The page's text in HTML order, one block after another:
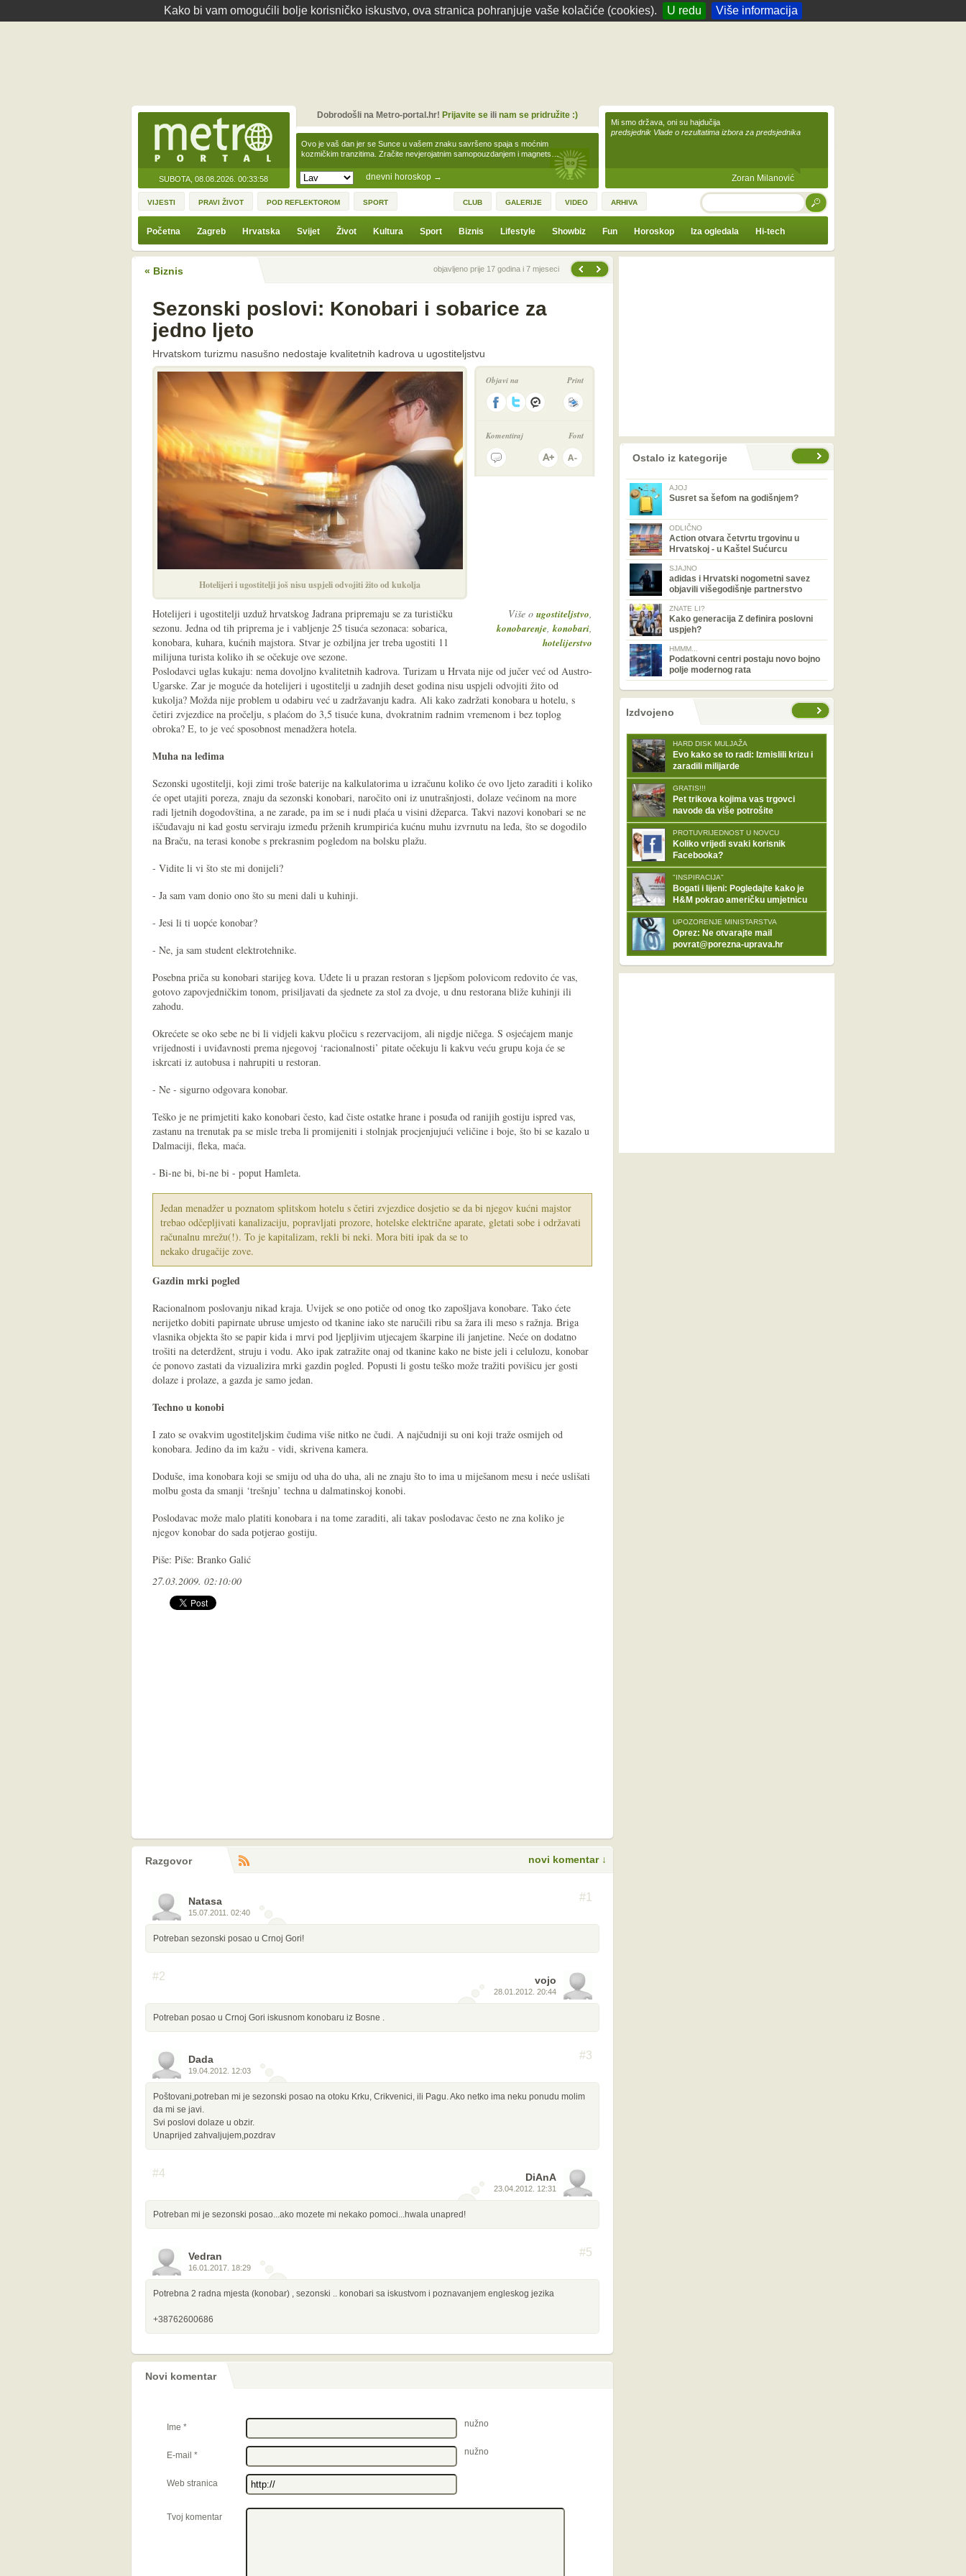
Kako bi vam omogućili bolje korisničko iskustvo, ova stranica pohranjuje vaše kolačiće (cookies). U redu Više informacija
SUBOTA, 08.08.2026. 00:33:58 dnevni horoskop →
Ovo je vaš dan jer se Sunce u vašem znaku savršeno spaja s moćnim
kozmičkim tranzitima. Zračite nevjerojatnim samopouzdanjem i magnets…
Dobrodošli na Metro-portal.hr! Prijavite seili nam se pridružite :)
Mi smo država, oni su hajdučija
predsjednik Vlade o rezultatima izbora za predsjednika
Zoran Milanović
VIJESTI PRAVI ŽIVOT POD REFLEKTOROM SPORT CLUB GALERIJE VIDEO ARHIVA TRAŽI
Početna Zagreb Hrvatska Svijet Život Kultura Sport Biznis Lifestyle Showbiz Fun Horoskop Iza ogledala Hi-tech
« Biznis Prethodna vijestobjavljeno prije 17 godina i 7 mjeseci
Sezonski poslovi: Konobari i sobarice za
jedno ljeto
Hrvatskom turizmu nasušno nedostaje kvalitetnih kadrova u ugostiteljstvu
Hotelijeri i ugostitelji još nisu uspjeli odvojiti žito od kukolja
Objavi na Print
Komentiraj Font
Više o ugostiteljstvo,
konobarenje,konobari,
hotelijerstvo
Hotelijeri i ugostitelji uzduž hrvatskog Jadrana pripremaju se za turističku
sezonu. Jedna od tih priprema je i vabljenje 25 tisuća sezonaca: sobarica,
konobara, kuhara, kućnih majstora. Stvar je ozbiljna jer treba ugostiti 11
milijuna turista koliko ih se očekuje ove sezone.
Poslodavci uglas kukaju: nema dovoljno kvalitetnih kadrova. Turizam u Hrvata nije od jučer već od Austro-
Ugarske. Zar je moguće da hotelijeri i ugostitelji u zadnjih deset godina nisu uspjeli odvojiti žito od
kukolja? Možda nije problem u odabiru već u zadržavanju kadra. Ali kako zadržati konobara u hotelu, s
četiri zvjezdice na pročelju, s plaćom do 3,5 tisuće kuna, dvokratnim radnim vremenom i bez toplog
obroka? E, to je već sposobnost menadžera hotela.
Muha na leđima
Sezonski ugostitelji, koji zimi troše baterije na kalkulatorima u izračunu koliko će ovo ljeto zaraditi i koliko
će opet utajiti poreza, znaju da sezonski konobari, naročito oni iz unutrašnjosti, dolaze većinom na more
radi ljetnih dogodovština, a ne zarade, pa im se i nudi plaća u visini džeparca. Takvi nazovi konobari se ne
iščuđavaju ni kad gostu serviraju između prženih krumpirića kućnu muhu izvrnutu na leđa, što se dogodilo
na Braču, na terasi konobe s prekrasnim pogledom na bolsku plažu.
- Vidite li vi što ste mi donijeli?
- Ja sam vam donio ono što su meni dali u kuhinji.
- Jesi li ti uopće konobar?
- Ne, ja sam student elektrotehnike.
Posebna priča su konobari starijeg kova. Uđete li u prazan restoran s ljepšom polovicom redovito će vas,
gotovo zapovjedničkim tonom, prisiljavati da sjednete za stol za dvoje, u dnu restorana bliže kuhinji ili
zahodu.
Okrećete se oko sebe ne bi li vidjeli kakvu pločicu s rezervacijom, ali nigdje ničega. S osjećajem manje
vrijednosti i uviđavnosti prema njegovoj ‘racionalnosti’ pitate očekuju li kakvu veću grupu koja će se
iskrcati iz autobusa i nahrupiti u restoran.
- Ne - sigurno odgovara konobar.
Teško je ne primjetiti kako konobari često, kad čiste ostatke hrane i posuđa od ranijih gostiju ispred vas,
zastanu na trenutak pa se misle treba li promijeniti i stolnjak procjenjujući veličine i boje, što bi se kazalo u
Dalmaciji, fleka, maća.
- Bi-ne bi, bi-ne bi - poput Hamleta.
Jedan menadžer u poznatom splitskom hotelu s četiri zvjezdice dosjetio se da bi njegov kućni majstor
trebao odčepljivati kanalizaciju, popravljati prozore, hotelske električne aparate, gletati sobe i održavati
računalnu mrežu(!). To je kapitalizam, rekli bi neki. Mora biti ipak da se to
nekako drugačije zove.
Gazdin mrki pogled
Racionalnom poslovanju nikad kraja. Uvijek se ono potiče od onog tko zapošljava konobare. Tako ćete
nerijetko dobiti papirnate ubruse umjesto od tkanine iako ste naručili ribu sa žara ili meso s ražnja. Briga
vlasnika objekta što se papir kida i mrvi pod ljepljivim utjecajem škarpine ili janjetine. Neće on dodatno
trošiti na deterdžent, struju i vodu. Ako ipak zatražite onaj od tkanine kako ne biste jeli i celulozu, konobar
će ponovo zastati da vizualizira mrki gazdin pogled. Popusti li gostu teško može tražiti povišicu jer gosti
dolaze i prolaze, a gazda je samo jedan.
Techno u konobi
I zato se ovakvim ugostiteljskim čudima više nitko ne čudi. A najčudniji su oni koji traže osmijeh od
konobara. Jedino da im kažu - vidi, skrivena kamera.
Doduše, ima konobara koji se smiju od uha do uha, ali ne znaju što to ima u miješanom mesu i neće uslišati
molbu gosta da smanji ‘trešnju’ techna u dalmatinskoj konobi.
Poslodavac može malo platiti konobara i na tome zaraditi, ali takav poslodavac često ne zna koliko je
njegov konobar do sada potjerao gostiju.
Piše: Piše: Branko Galić
27.03.2009. 02:10:00
Razgovor
komentara
novi komentar ↓
Natasa
15.07.2011. 02:40
#1
Potreban sezonski posao u Crnoj Gori!
vojo
28.01.2012. 20:44
#2
Potreban posao u Crnoj Gori iskusnom konobaru iz Bosne .
Dada
19.04.2012. 12:03
#3
Poštovani,potreban mi je sezonski posao na otoku Krku, Crikvenici, ili Pagu. Ako netko ima neku ponudu molim
da mi se javi.
Svi poslovi dolaze u obzir.
Unaprijed zahvaljujem,pozdrav
DiAnA
23.04.2012. 12:31
#4
Potreban mi je sezonski posao...ako mozete mi nekako pomoci...hwala unapred!
Vedran
16.01.2017. 18:29
#5
Potrebna 2 radna mjesta (konobar) , sezonski .. konobari sa iskustvom i poznavanjem engleskog jezika
+38762600686
Novi komentar
Ime * nužno
E-mail * nužno
Web stranica
Tvoj komentar
prethodno Ostalo iz kategorije
AJOJ
Susret sa šefom na godišnjem?
ODLIČNO
Action otvara četvrtu trgovinu u
Hrvatskoj - u Kaštel Sućurcu
SJAJNO
adidas i Hrvatski nogometni savez
objavili višegodišnje partnerstvo
ZNATE LI?
Kako generacija Z definira poslovni
uspjeh?
HMMM...
Podatkovni centri postaju novo bojno
polje modernog rata
nema prethodne stranice
sljedećeIzdvojeno
HARD DISK MULJAŽA
Evo kako se to radi: Izmislili krizu i
zaradili milijarde
GRATIS!!!
Pet trikova kojima vas trgovci
navode da više potrošite
PROTUVRIJEDNOST U NOVCU
Koliko vrijedi svaki korisnik
Facebooka?
"INSPIRACIJA"
Bogati i lijeni: Pogledajte kako je
H&M pokrao američku umjetnicu
UPOZORENJE MINISTARSTVA
Oprez: Ne otvarajte mail
povrat@porezna-uprava.hr